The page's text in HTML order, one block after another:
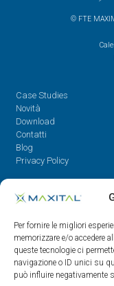
Per fornire le migliori
memorizzare e/o accedere
queste tecnologie ci
navigazione o ID unici su
può influire negativamente
© FTE
Case Studies
Novità
Download
Contatti
Blog
Privacy Policy
Contatti
08.30 - 12.30 / 14 - 18
0522/909701
0522/909748